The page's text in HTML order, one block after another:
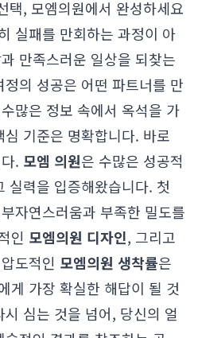
택, 모엠의원에서 완성하세요
실패를 만회하는 과정이 아
만족스러운 일상을 되찾는
의 성공은 어떤 파트너를 만
많은 정보 속에서 옥석을 가
기준은 명확합니다. 바로
. 모엠 의원은 수많은 성공적
실력을 입증해왔습니다. 첫
자연스러움과 부족한 밀도를
인 모엠의원 디자인, 그리고
도적인 모엠의원 생착률은
게 가장 확실한 해답이 될 것
심는 것을 넘어, 당신의 얼